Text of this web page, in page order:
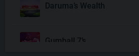
Daruma’s Wealth
Gumball 7’s